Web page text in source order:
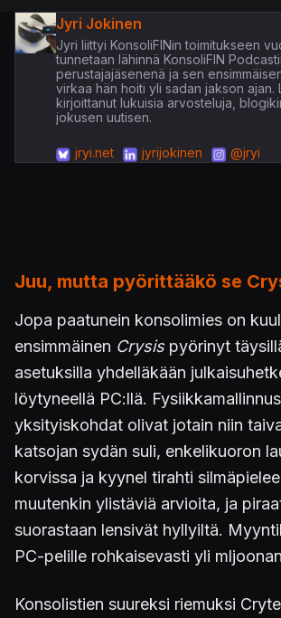
Jyri Jokinen
Jyri liittyi KonsoliFINin toimitukseen
tunnetaan lähinnä KonsoliFIN
perustajajäsenenä ja sen
virkaa hän hoiti yli sadan jakson ajan.
kirjoittanut lukuisia arvosteluja,
jokusen uutisen.
jryi.net jyrijokinen @jryi
Juu, mutta pyörittääkö se
Jopa paatunein konsolimies on
ensimmäinen Crysispyörinyt
asetuksilla yhdelläkään
löytyneellä PC:llä.
yksityiskohdat olivat jotain niin
katsojan sydän suli, enkelikuoron
korvissa ja kyynel tirahti
muutenkin ylistäviä arvioita, ja
suorastaan lensivät hyllyiltä.
PC-pelille rohkaisevasti yli
Konsolistien suureksi riemuksi